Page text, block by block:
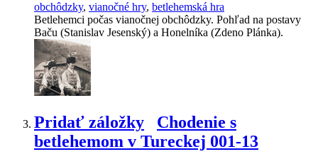
obchôdzky, vianočné hry, betlehemská hra
Betlehemci počas vianočnej obchôdzky. Pohľad na postavy
Baču (Stanislav Jesenský) a Honelníka (Zdeno Plánka).
Pridať záložky
Chodenie s
betlehemom v Tureckej 001-13